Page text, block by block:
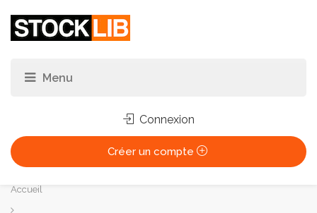
Connexion
Créer un compte
Vous
êtes
Accueil